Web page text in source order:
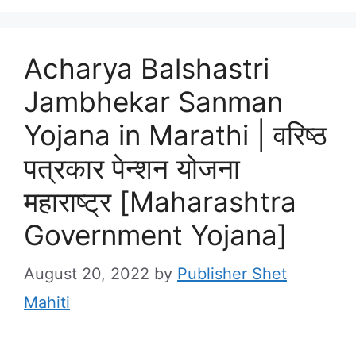
Acharya Balshastri
Jambhekar Sanman
Yojana in Marathi | वरिष्ठ
पत्रकार पेन्शन योजना
महाराष्ट्र [Maharashtra
Government Yojana]
August 20, 2022 by Publisher Shet
Mahiti